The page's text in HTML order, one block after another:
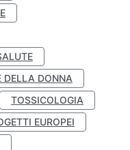
DELLA DONNA
TOSSICOLOGIA
EUROPEI